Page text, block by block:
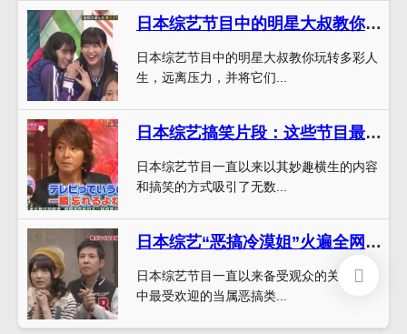
日本综艺节目中的明星大叔教你玩转多彩人生
日本综艺节目中的明星大叔教你玩转多彩人
生，远离压力，并将它们...
日本综艺搞笑片段：这些节目最妙趣横生，刷屏大笑必看
日本综艺节目一直以来以其妙趣横生的内容
和搞笑的方式吸引了无数...
日本综艺“恶搞冷漠姐”火遍全网，究竟是谁？
日本综艺节目一直以来备受观众的关注，其
中最受欢迎的当属恶搞类...